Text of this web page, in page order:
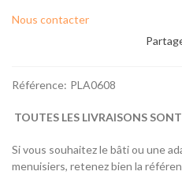
Nous contacter
Référence: PLA0608
TOUTES LES LIVRAISONS
Si vous souhaitez le bâti ou une
menuisiers, retenez bien la